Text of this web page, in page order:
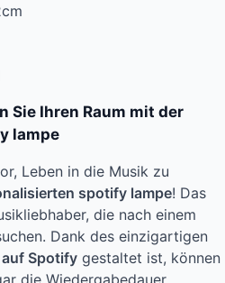
Sie Ihren Raum mit der
lampe
Leben in die Musik zu
spotify lampe! Das
die nach einem
Dank des einzigartigen
auf Spotify gestaltet ist, können